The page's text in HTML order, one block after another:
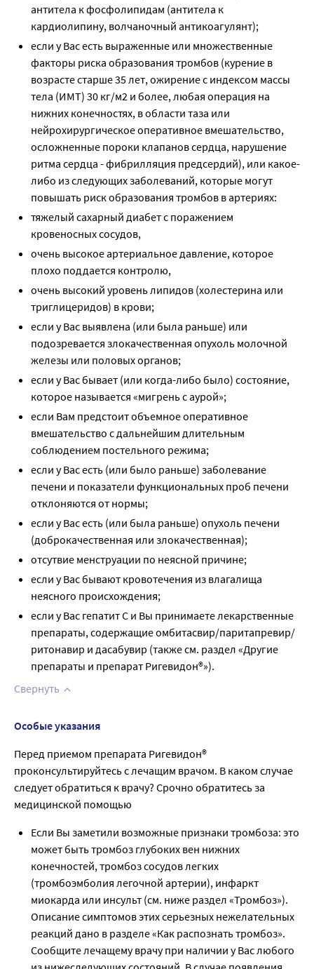
антитела к фосфолипидам (антитела к
кардиолипину, волчаночный антикоагулянт);
если у Вас есть выраженные или множественные
факторы риска образования тромбов (курение в
возрасте старше 35 лет, ожирение с индексом массы
тела (ИМТ) 30 кг/м2 и более, любая операция на
нижних конечностях, в области таза или
нейрохирургическое оперативное вмешательство,
осложненные пороки клапанов сердца, нарушение
ритма сердца - фибрилляция предсердий), или какое-
либо из следующих заболеваний, которые могут
повышать риск образования тромбов в артериях:
тяжелый сахарный диабет с поражением
кровеносных сосудов,
очень высокое артериальное давление, которое
плохо поддается контролю,
очень высокий уровень липидов (холестерина или
триглицеридов) в крови;
если у Вас выявлена (или была раньше) или
подозревается злокачественная опухоль молочной
железы или половых органов;
если у Вас бывает (или когда-либо было) состояние,
которое называется «мигрень с аурой»;
если Вам предстоит объемное оперативное
вмешательство с дальнейшим длительным
соблюдением постельного режима;
если у Вас есть (или было раньше) заболевание
печени и показатели функциональных проб печени
отклоняются от нормы;
если у Вас есть (или была раньше) опухоль печени
(доброкачественная или злокачественная);
отсутвие менструации по неясной причине;
если у Вас бывают кровотечения из влагалища
неясного происхождения;
если у Вас гепатит С и Вы принимаете лекарственные
препараты, содержащие омбитасвир/паритапревир/
ритонавир и дасабувир (также см. раздел «Другие
препараты и препарат Ригевидон®»).
Свернуть
Особые указания
Перед приемом препарата Ригевидон®
проконсультируйтесь с лечащим врачом. В каком случае
следует обратиться к врачу? Срочно обратитесь за
медицинской помощью
Если Вы заметили возможные признаки тромбоза: это
может быть тромбоз глубоких вен нижних
конечностей, тромбоз сосудов легких
(тромбоэмболия легочной артерии), инфаркт
миокарда или инсульт (см. ниже раздел «Тромбоз»).
Описание симптомов этих серьезных нежелательных
реакций дано в разделе «Как распознать тромбоз».
Сообщите лечащему врачу при наличии у Вас любого